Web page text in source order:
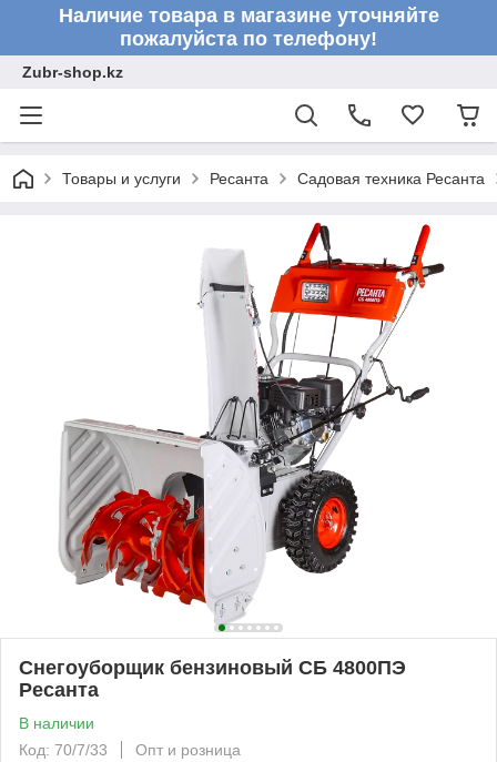
Наличие товара в магазине уточняйте
пожалуйста по телефону!
Zubr-shop.kz
Товары и услуги Ресанта Садовая техника Ресанта
Снегоуборщик бензиновый СБ 4800ПЭ
Ресанта
В наличии
Код: 70/7/33
Опт и розница